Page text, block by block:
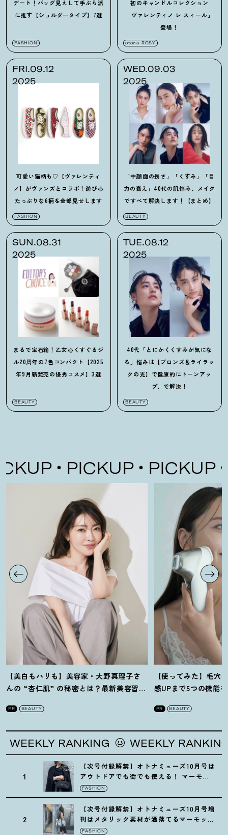
デート ！ バッグ見えして手ぶら派
に推す【ショルダータイプ】7選
FASHION
初のキャンドルコレクション
「ヴァレンティノ レ スィール」
登場 ！
otona ROSY
FRI.09.12
2025
可愛い猫柄も♡【ヴァレンティ
ノ】がヴァンズとコラボ ！遊び心
たっぷりな6柄を全部見せします
FASHION
WED.09.03
2025
「中顔面の長さ」「くすみ」「目
力の衰え」40代の肌悩み、メイク
ですべて解決します ！ 【まとめ】
BEAUTY
SUN.08.31
2025
まるで宝石箱 ！ 乙女心くすぐるジ
ル20周年の7色コンパクト【2025
年9月新発売の優秀コスメ】3選
BEAUTY
TUE.08.12
2025
40代「とにかくくすみが気にな
る」悩みは【ブロンズ＆ライラッ
クの光】で健康的にトーンアッ
プ、で解決 ！
BEAUTY
PICKUP PICKUP
【美白もハリも】美容家・大野真理子さ
んの “杏仁肌” の秘密とは ？ 最新美容習慣
PR BEAUTY
【使ってみた】毛穴
感UPまで5つの機能
PR BEAUTY
WEEKLY RANKING WEEKLY
1
【次号付録解禁】オトナミューズ10月号は
アウトドアでも街でも使える ！ マーモッ
トの黒ショルダー
FASHION
2
【次号付録解禁】オトナミューズ10月号増
刊はメタリック素材が洒落てるマーモット
の保冷バッグ
FASHION